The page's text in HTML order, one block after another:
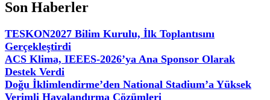
Son Haberler
TESKON2027 Bilim Kurulu, İlk Toplantısını
Gerçekleştirdi
ACS Klima, IEEES-2026’ya Ana Sponsor Olarak
Destek Verdi
Doğu İklimlendirme’den National Stadium’a Yüksek
Verimli Havalandırma Çözümleri